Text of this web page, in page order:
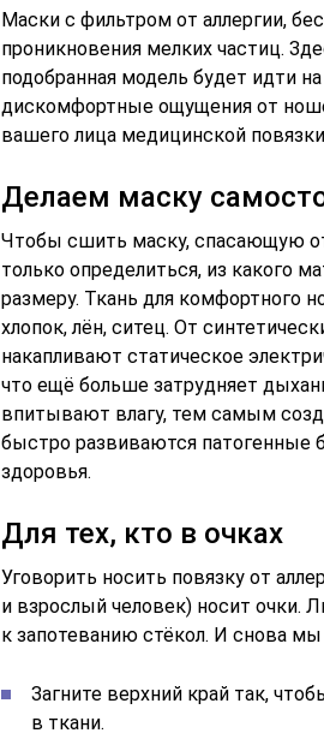
Маски с фильтром от аллергии,
проникновения мелких частиц.
подобранная модель будет идти
дискомфортные ощущения от
вашего лица медицинской
Делаем маску
Чтобы сшить маску, спасающую
только определиться, из какого
размеру. Ткань для комфортного
хлопок, лён, ситец. От
накапливают статическое
что ещё больше затрудняет
впитывают влагу, тем самым
быстро развиваются патогенные
здоровья.
Для тех, кто в очках
Уговорить носить повязку от
и взрослый человек) носит очки.
к запотеванию стёкол. И снова
Загните верхний край так,
в ткани.